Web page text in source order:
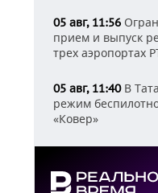
05 авг, 11:56
прием и выпуск
трех аэропортах
05 авг, 11:40В
режим
«Ковер»